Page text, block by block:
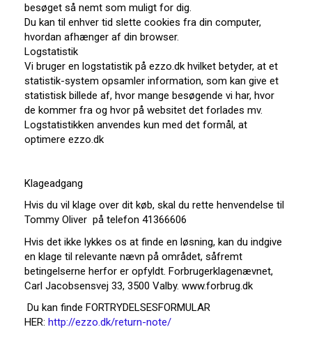
besøget så nemt som muligt for dig.
Du kan til enhver tid slette cookies fra din computer,
hvordan afhænger af din browser.
Logstatistik
Vi bruger en logstatistik på ezzo.dk hvilket betyder, at et
statistik-system opsamler information, som kan give et
statistisk billede af, hvor mange besøgende vi har, hvor
de kommer fra og hvor på websitet det forlades mv.
Logstatistikken anvendes kun med det formål, at
optimere ezzo.dk
Klageadgang
Hvis du vil klage over dit køb, skal du rette henvendelse til
Tommy Oliver på telefon 41366606
Hvis det ikke lykkes os at finde en løsning, kan du indgive
en klage til relevante nævn på området, såfremt
betingelserne herfor er opfyldt. Forbrugerklagenævnet,
Carl Jacobsensvej 33, 3500 Valby. www.forbrug.dk
Du kan finde FORTRYDELSESFORMULAR
HER: http://ezzo.dk/return-note/